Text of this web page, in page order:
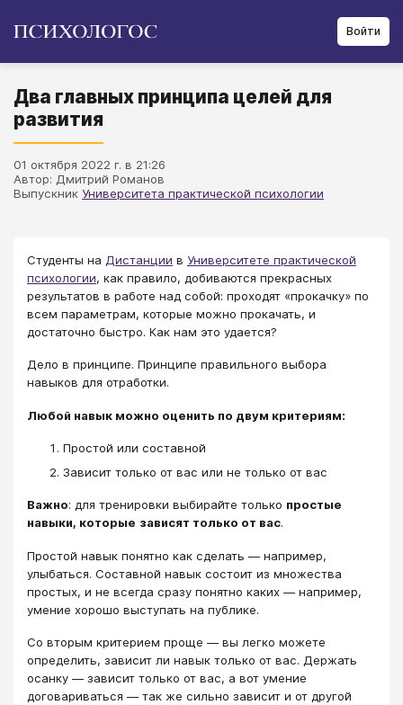
Войти
Два главных принципа целей для
развития
01 октября 2022 г. в 21:26
Автор: Дмитрий Романов
Выпускник Университета практической психологии
Студенты на Дистанции в Университете практической
психологии, как правило, добиваются прекрасных
результатов в работе над собой: проходят «прокачку» по
всем параметрам, которые можно прокачать, и
достаточно быстро. Как нам это удается?
Дело в принципе. Принципе правильного выбора
навыков для отработки.
Любой навык можно оценить по двум критериям:
Простой или составной
Зависит только от вас или не только от вас
Важно: для тренировки выбирайте только простые
навыки, которые зависят только от вас.
Простой навык понятно как сделать ― например,
улыбаться. Составной навык состоит из множества
простых, и не всегда сразу понятно каких ― например,
умение хорошо выступать на публике.
Со вторым критерием проще ― вы легко можете
определить, зависит ли навык только от вас. Держать
осанку ― зависит только от вас, а вот умение
договариваться ― так же сильно зависит и от другой